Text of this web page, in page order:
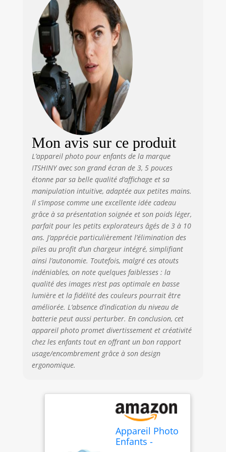
considérablement
la définition des
photos (HD 1080p/
720p vidéo et 8MP/
5MP/ photos 3MP.)
Il va augmenter la
créativité de votre
enfant et
enregistre chaque
instant dans sa
propre
Multifonctions et
haute capacité de
32 Go 】 Les
nouveaux
appareils photo et
caméscopes pour
enfants mis à
niveau offrent plus
de fonctions,
basées sur la
capture photo
originale,
l'enregistrement
vidéo, la lecture, la
prise de vue en
rafale, le
retardateur, 4
filtres classiques,
12 cadres de
bande dessinée
mignons, 12
langues
caméra enfant
intègre une carte
micro SD de 32 Go.
【 Matériau sûr et
Mon avis sur ce produit
L’appareil photo pour enfants de la marque
ITSHINY avec son grand écran de 3, 5 pouces
étonne par sa belle qualité d’affichage et sa
manipulation intuitive, adaptée aux petites mains.
Il s’impose comme une excellente idée cadeau
grâce à sa présentation soignée et son poids léger,
parfait pour les petits explorateurs âgés de 3 à 10
ans. J’apprécie particulièrement l’élimination des
piles au profit d’un chargeur intégré, simplifiant
ainsi l’autonomie. Toutefois, malgré ces atouts
indéniables, on note quelques faiblesses : la
qualité des images n’est pas optimale en basse
lumière et la fidélité des couleurs pourrait être
améliorée. L’absence d’indication du niveau de
batterie peut aussi perturber. En conclusion, cet
appareil photo promet divertissement et créativité
chez les enfants tout en offrant un bon rapport
usage/encombrement grâce à son design
ergonomique.
Appareil Photo
Enfants -